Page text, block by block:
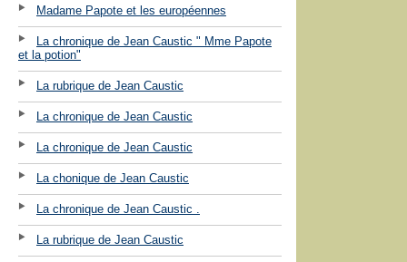
Madame Papote et les européennes
La chronique de Jean Caustic " Mme Papote
et la potion"
La rubrique de Jean Caustic
La chronique de Jean Caustic
La chronique de Jean Caustic
La chonique de Jean Caustic
La chronique de Jean Caustic .
La rubrique de Jean Caustic